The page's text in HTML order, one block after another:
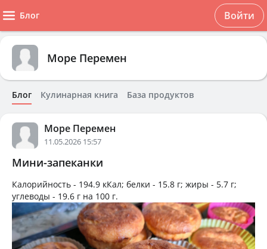
Блог Войти
Море Перемен
Блог Кулинарная книга База продуктов
Море Перемен
11.05.2026 15:57
Мини-запеканки
Калорийность - 194.9 кКал; белки - 15.8 г; жиры - 5.7 г;
углеводы - 19.6 г на 100 г.